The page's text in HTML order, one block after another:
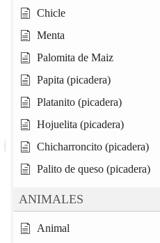
Chicle
Menta
Palomita de Maiz
Papita (picadera)
Platanito (picadera)
Hojuelita (picadera)
Chicharroncito (picadera)
Palito de queso (picadera)
ANIMALES
Animal